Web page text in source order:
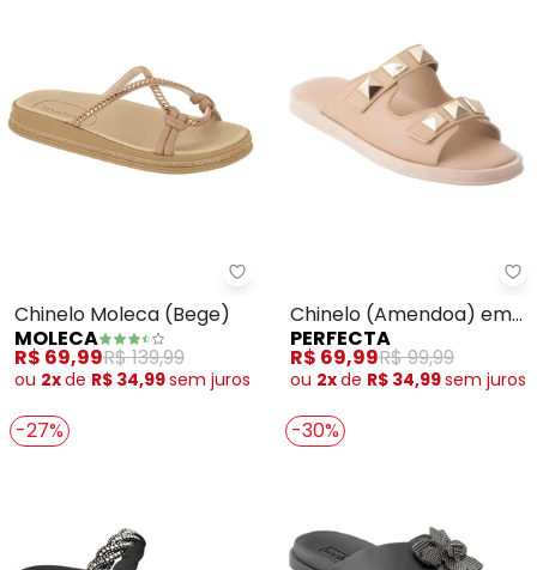
Moleca - Chinelo Moleca
Chinelo Moleca (Bege)
MOLECA
R$ 69,99R$ 139,99
ou 2xde R$ 34,99sem juros
Chinelo (Amendoa) em
Sintético
PERFECTA
R$ 69,99R$ 99,99
ou 2xde R$ 34,99sem juros
-27% -30%